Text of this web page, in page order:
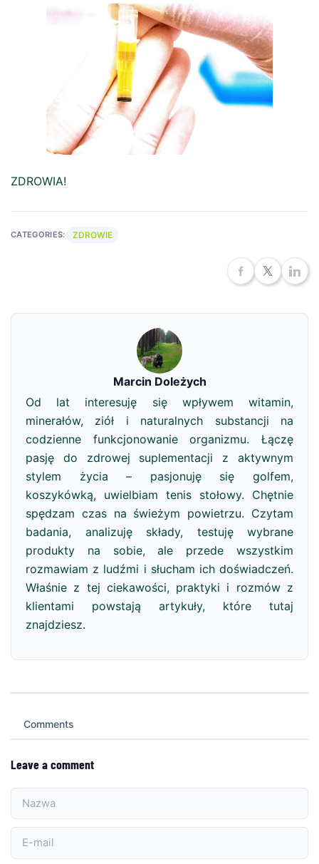
ZDROWIA!
CATEGORIES: ZDROWIE
Marcin Doleżych
Od lat interesuję się wpływem witamin,
minerałów, ziół i naturalnych substancji na
codzienne funkcjonowanie organizmu. Łączę
pasję do zdrowej suplementacji z aktywnym
stylem życia – pasjonuję się golfem,
koszykówką, uwielbiam tenis stołowy. Chętnie
spędzam czas na świeżym powietrzu. Czytam
badania, analizuję składy, testuję wybrane
produkty na sobie, ale przede wszystkim
rozmawiam z ludźmi i słucham ich doświadczeń.
Właśnie z tej ciekawości, praktyki i rozmów z
klientami powstają artykuły, które tutaj
znajdziesz.
Comments
Leave a comment